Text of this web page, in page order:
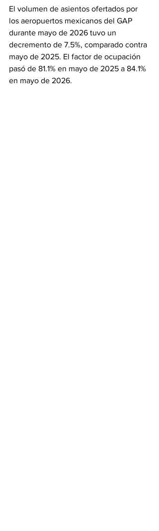
El volumen de asientos ofertados por
los aeropuertos mexicanos del GAP
durante mayo de 2026 tuvo un
decremento de 7.5%, comparado contra
mayo de 2025. El factor de ocupación
pasó de 81.1% en mayo de 2025 a 84.1%
en mayo de 2026.